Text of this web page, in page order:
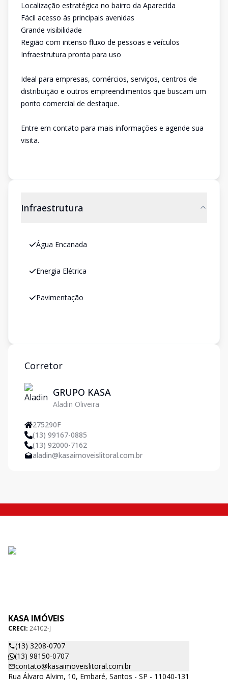
Localização estratégica no bairro da Aparecida
Fácil acesso às principais avenidas
Grande visibilidade
Região com intenso fluxo de pessoas e veículos
Infraestrutura pronta para uso
Ideal para empresas, comércios, serviços, centros de
distribuição e outros empreendimentos que buscam um
ponto comercial de destaque.
Entre em contato para mais informações e agende sua
visita.
Infraestrutura
Água Encanada
Energia Elétrica
Pavimentação
Corretor
GRUPO KASA
Aladin Oliveira
275290F
(13) 99167-0885
(13) 92000-7162
aladin@kasaimoveislitoral.com.br
KASA IMÓVEIS
CRECI: 24102-J
(13) 3208-0707
(13) 98150-0707
contato@kasaimoveislitoral.com.br
Rua Álvaro Alvim, 10, Embaré, Santos - SP - 11040-131